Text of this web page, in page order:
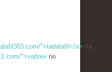
">tadalafil</a> <a
">valtrex no